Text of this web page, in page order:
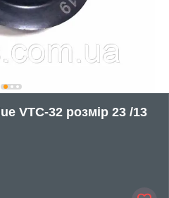
VTC-32 розмір 23 /13